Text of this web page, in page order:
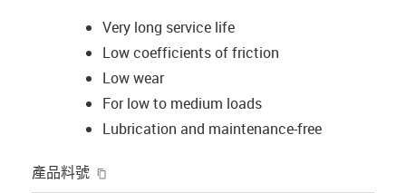
Very long service life
Low coefficients of friction
Low wear
For low to medium loads
Lubrication and maintenance-free
產品料號